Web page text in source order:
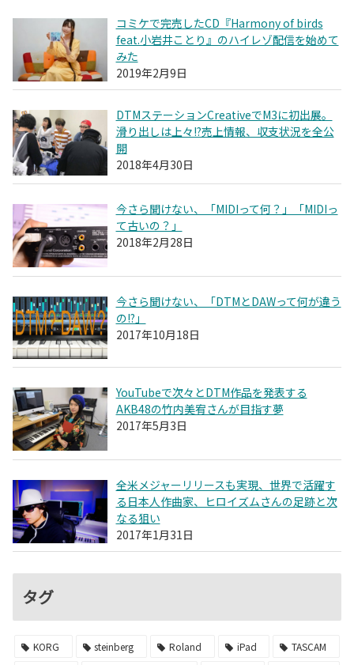
コミケで完売したCD『Harmony of birds
feat.小岩井ことり』のハイレゾ配信を始めて
みた
2019年2月9日
DTMステーションCreativeでM3に初出展。
滑り出しは上々!?売上情報、収支状況を全公
開
2018年4月30日
今さら聞けない、「MIDIって何？」「MIDIっ
て古いの？」
2018年2月28日
今さら聞けない、「DTMとDAWって何が違う
の!?」
2017年10月18日
YouTubeで次々とDTM作品を発表する
AKB48の竹内美宥さんが目指す夢
2017年5月3日
全米メジャーリリースも実現、世界で活躍す
る日本人作曲家、ヒロイズムさんの足跡と次
なる狙い
2017年1月31日
タグ
KORG steinberg Roland iPad
TASCAM